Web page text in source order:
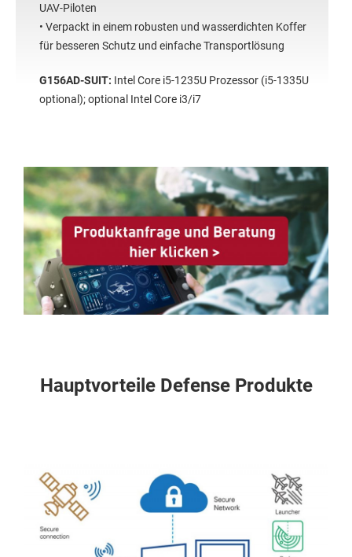
UAV-Piloten
• Verpackt in einem robusten und wasserdichten Koffer
für besseren Schutz und einfache Transportlösung
G156AD-SUIT: Intel Core i5-1235U Prozessor (i5-1335U
optional); optional Intel Core i3/i7
Hauptvorteile Defense Produkte